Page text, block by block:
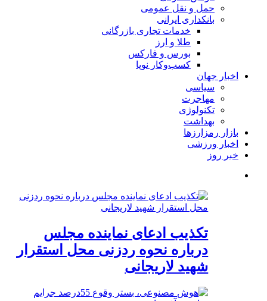
حمل و نقل عمومی
بانکداری ایرانی
خدمات تجاری بازرگانی
طلا و ارز
بورس و فارکس
کسب‌وکار نوپا
اخبار جهان
سیاسی
مهاجرت
تکنولوژی
بهداشت
بازار رمزارزها
اخبار ورزشی
خبر روز
تکذیب ادعای نماینده مجلس
درباره نحوه ردزنی محل استقرار
شهید لاریجانی